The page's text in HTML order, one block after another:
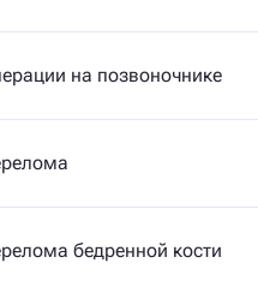
на позвоночнике
бедренной кости